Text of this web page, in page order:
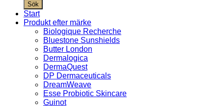
Sök
Start
Produkt efter märke
Biologique Recherche
Bluestone Sunshields
Butter London
Dermalogica
DermaQuest
DP Dermaceuticals
DreamWeave
Esse Probiotic Skincare
Guinot